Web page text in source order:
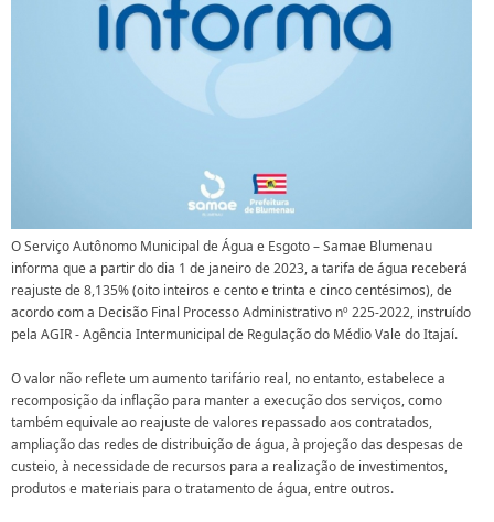
O Serviço Autônomo Municipal de Água e Esgoto – Samae Blumenau
informa que a partir do dia 1 de janeiro de 2023, a tarifa de água receberá
reajuste de 8,135% (oito inteiros e cento e trinta e cinco centésimos), de
acordo com a Decisão Final Processo Administrativo nº 225-2022, instruído
pela AGIR - Agência Intermunicipal de Regulação do Médio Vale do Itajaí.
O valor não reflete um aumento tarifário real, no entanto, estabelece a
recomposição da inflação para manter a execução dos serviços, como
também equivale ao reajuste de valores repassado aos contratados,
ampliação das redes de distribuição de água, à projeção das despesas de
custeio, à necessidade de recursos para a realização de investimentos,
produtos e materiais para o tratamento de água, entre outros.